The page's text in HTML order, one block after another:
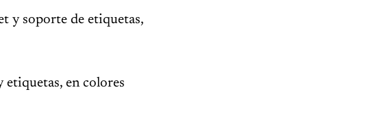
y soporte de etiquetas,
en colores